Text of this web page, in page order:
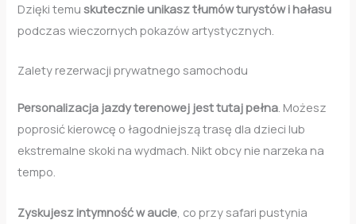
Dzięki temuskutecznie unikasz tłumów turystów i hałasu
podczas wieczornych pokazów artystycznych.
Zalety rezerwacji prywatnego samochodu
Personalizacja jazdy terenowej jest tutaj pełna. Możesz
poprosić kierowcę o łagodniejszą trasę dla dzieci lub
ekstremalne skoki na wydmach. Nikt obcy nie narzeka na
tempo.
Zyskujesz intymność w aucie , co przy safari pustynia